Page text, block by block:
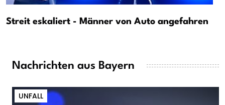
Streit eskaliert - Männer von Auto angefahren
Nachrichten aus Bayern
UNFALL